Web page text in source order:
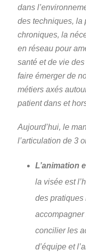
dans
des techniques, la
chroniques, la
en réseau pour
santé et de vie
faire émerger de
métiers axés
patient dans et
Aujourd’hui, le
l’articulation de 3
L’animation
la visée est
des pratiques
concilier les
d’équipe et